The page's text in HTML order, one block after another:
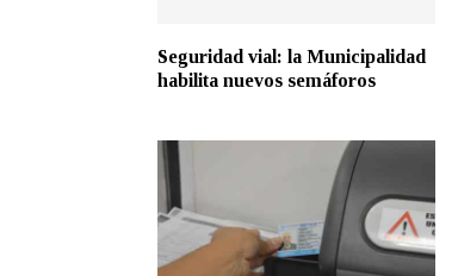
Seguridad vial: la Municipalidad
habilita nuevos semáforos